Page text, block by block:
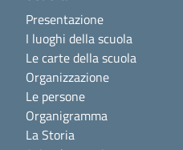
Presentazione
I luoghi della scuola
Le carte della scuola
Organizzazione
Le persone
Organigramma
La Storia